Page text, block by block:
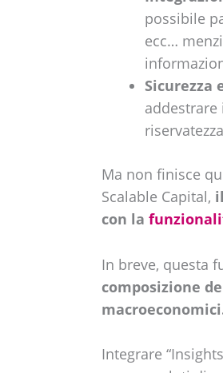
possibile
ecc…
Sicurezza
Ma non finisce
Scalable Capital,
con la
In breve, questa
composizione
Integrare